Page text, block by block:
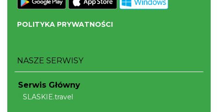
POLITYKA PRYWATNOŚCI
NASZE SERWISY
Serwis Główny
SLASKIE.travel